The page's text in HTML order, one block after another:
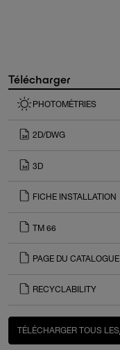
Télécharger
PHOTOMÉTRIES
2D/DWG
3D
FICHE INSTALLATION
TM 66
PAGE DU CATALOGUE
RECYCLABILITY
TÉLÉCHARGER TOUS LES